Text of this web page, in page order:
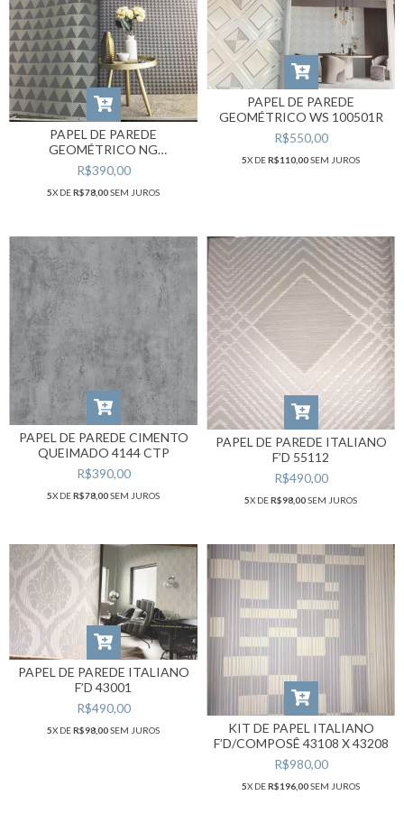
PAPEL DE PAREDE
GEOMÉTRICO NG
TRIANGULAR 1941
R$390,00
5X DER$78,00SEM JUROS
PAPEL DE PAREDE
GEOMÉTRICO WS 100501R
R$550,00
5X DER$110,00SEM JUROS
PAPEL DE PAREDE CIMENTO
QUEIMADO 4144 CTP
R$390,00
5X DER$78,00SEM JUROS
PAPEL DE PAREDE ITALIANO
F’D 55112
R$490,00
5X DER$98,00SEM JUROS
PAPEL DE PAREDE ITALIANO
F’D 43001
R$490,00
5X DER$98,00SEM JUROS
KIT DE PAPEL ITALIANO
F’D/COMPOSÊ 43108 X 43208
R$980,00
5X DER$196,00SEM JUROS